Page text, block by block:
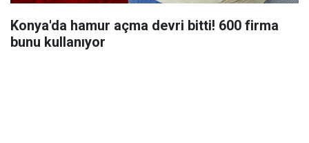
Konya'da hamur açma devri bitti! 600 firma
bunu kullanıyor